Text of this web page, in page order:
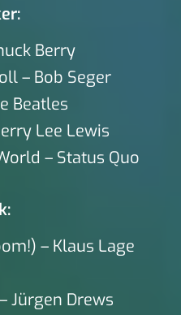
Berry
– Bob Seger
Beatles
Lee Lewis
– Status Quo
– Klaus Lage
Jürgen Drews